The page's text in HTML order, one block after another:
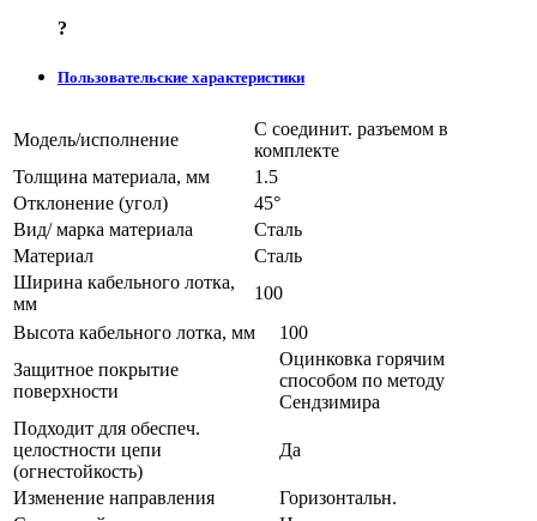
?
Пользовательские характеристики
Модель/исполнение
С соединит. разъемом в
комплекте
Толщина материала, мм
1.5
Отклонение (угол)
45°
Вид/ марка материала
Сталь
Материал
Сталь
Ширина кабельного лотка,
мм
100
Высота кабельного лотка, мм
100
Защитное покрытие
поверхности
Оцинковка горячим
способом по методу
Сендзимира
Подходит для обеспеч.
целостности цепи
(огнестойкость)
Да
Изменение направления
Горизонтальн.